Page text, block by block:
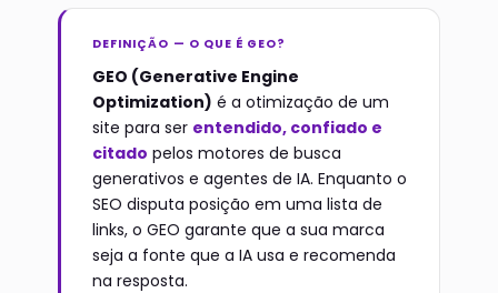
DEFINIÇÃO — O QUE É GEO?
GEO (Generative Engine
Optimization) é a otimização de um
site para ser entendido, confiado e
citado pelos motores de busca
generativos e agentes de IA. Enquanto o
SEO disputa posição em uma lista de
links, o GEO garante que a sua marca
seja a fonte que a IA usa e recomenda
na resposta.